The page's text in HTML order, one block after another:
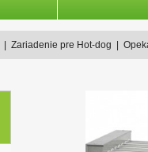
Zariadenie pre Hot-dog